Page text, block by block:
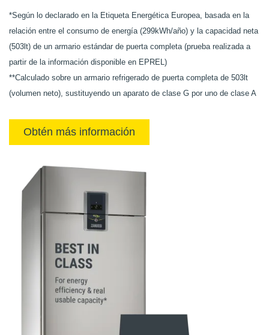
*Según lo declarado en la Etiqueta Energética Europea, basada en la
relación entre el consumo de energía (299kWh/año) y la capacidad neta
(503lt) de un armario estándar de puerta completa (prueba realizada a
partir de la información disponible en EPREL)
**Calculado sobre un armario refrigerado de puerta completa de 503lt
(volumen neto), sustituyendo un aparato de clase G por uno de clase A
Obtén más información